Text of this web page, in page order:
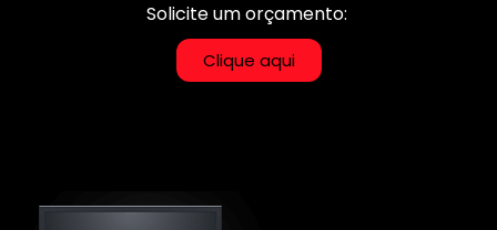
Solicite um orçamento:
Clique aqui